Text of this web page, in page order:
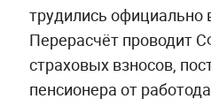
трудились официально
Перерасчёт проводит
страховых взносов,
пенсионера от